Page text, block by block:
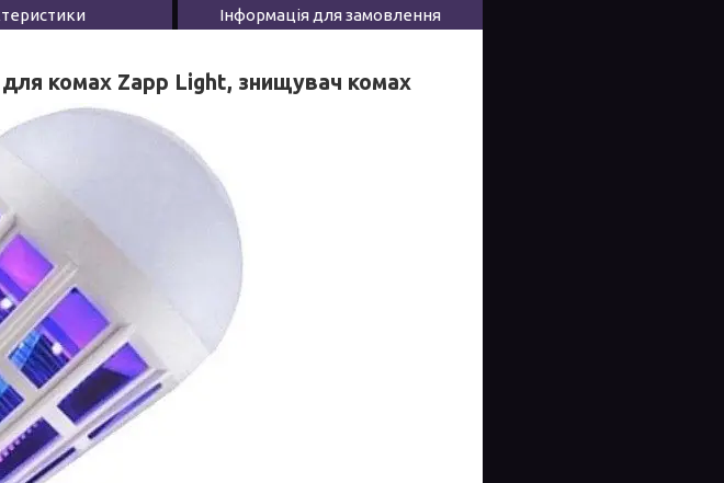
Інформація для замовлення
комах Zapp Light, знищувач комах